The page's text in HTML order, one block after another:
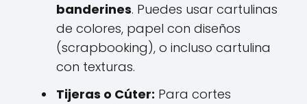
banderines. Puedes usar cartulinas
de colores, papel con diseños
(scrapbooking), o incluso cartulina
con texturas.
Tijeras o Cúter: Para cortes